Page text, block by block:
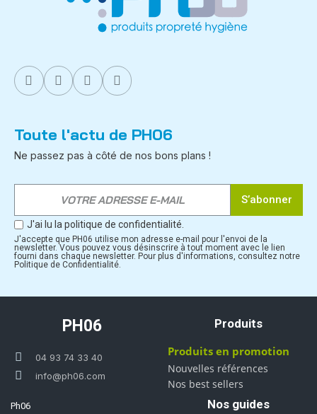
Toute l'actu de PH06
Ne passez pas à côté de nos bons plans !
S’abonner
J'ai lu la politique de confidentialité.
J'accepte que PH06 utilise mon adresse e-mail pour l'envoi de la
newsletter. Vous pouvez vous désinscrire à tout moment avec le lien
fourni dans chaque newsletter. Pour plus d'informations, consultez notre
Politique de Confidentialité.
PH06
04 93 74 33 40
info@ph06.com
Ph06
Produits
Produits en promotion
Nouvelles références
Nos best sellers
Nos guides